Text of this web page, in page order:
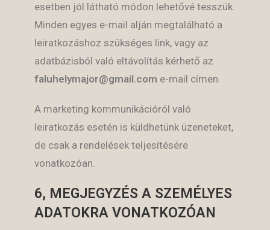
esetben jól látható módon lehetővé tesszük.
Minden egyes e-mail alján megtalálható a
leiratkozáshoz szükséges link, vagy az
adatbázisból való eltávolítás kérhető az
faluhelymajor@gmail.com e-mail címen.
A marketing kommunikációról való
leiratkozás esetén is küldhetünk üzeneteket,
de csak a rendelések teljesítésére
vonatkozóan.
6, MEGJEGYZÉS A SZEMÉLYES
ADATOKRA VONATKOZÓAN